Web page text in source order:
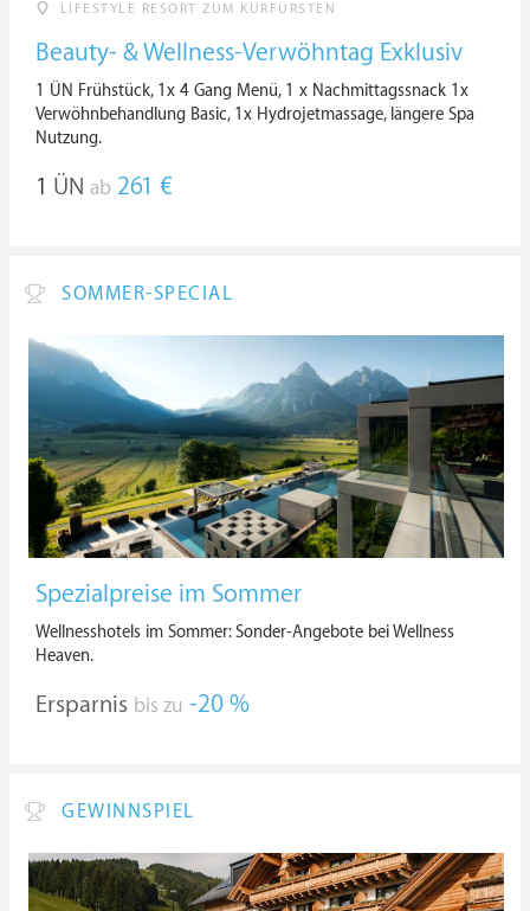
LIFESTYLE RESORT ZUM KURFÜRSTEN
Beauty- & Wellness-Verwöhntag Exklusiv
1 ÜN Frühstück, 1x 4 Gang Menü, 1 x Nachmittagssnack 1x
Verwöhnbehandlung Basic, 1x Hydrojetmassage, längere Spa
Nutzung.
1 ÜN ab 261 €
SOMMER-SPECIAL
Spezialpreise im Sommer
Wellnesshotels im Sommer: Sonder-Angebote bei Wellness
Heaven.
Ersparnis bis zu -20 %
GEWINNSPIEL